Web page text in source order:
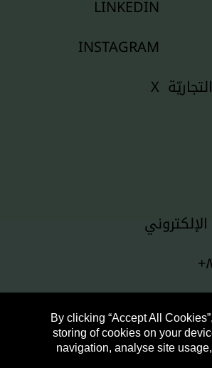
LINKEDIN
INSTAGRAM
X
تعريف الارتباطسياسة الخصوصية
By clicking “Accept All
storing of cookies on your
navigation, analyse site